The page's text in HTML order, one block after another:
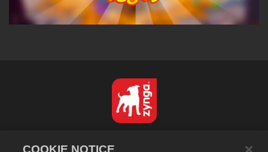
COOKIE NOTICE